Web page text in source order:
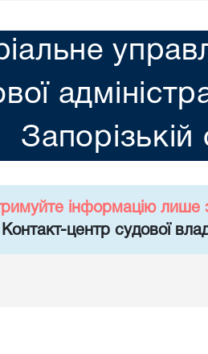
Запорізькій
інформацію лише
центр судової